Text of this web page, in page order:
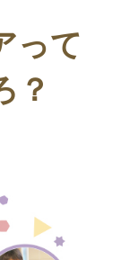
って
？